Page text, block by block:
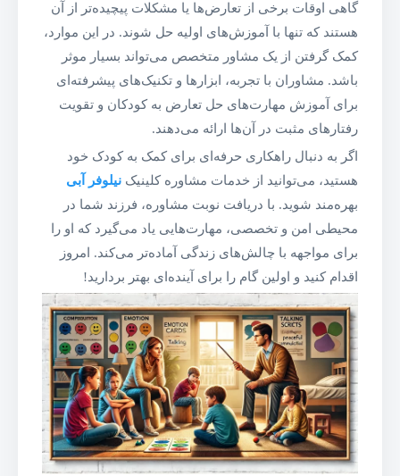
گاهی اوقات برخی از تعارض‌ها یا مشکلات پیچیده‌تر از آن
هستند که تنها با آموزش‌های اولیه حل شوند. در این موارد،
کمک گرفتن از یک مشاور متخصص می‌تواند بسیار موثر
باشد. مشاوران با تجربه، ابزارها و تکنیک‌های پیشرفته‌ای
برای آموزش مهارت‌های حل تعارض به کودکان و تقویت
رفتارهای مثبت در آن‌ها ارائه می‌دهند.
اگر به دنبال راهکاری حرفه‌ای برای کمک به کودک خود
هستید، می‌توانید از خدمات مشاوره کلینیک نیلوفر آبی
بهره‌مند شوید. با دریافت نوبت مشاوره، فرزند شما در
محیطی امن و تخصصی، مهارت‌هایی یاد می‌گیرد که او را
برای مواجهه با چالش‌های زندگی آماده‌تر می‌کند. امروز
اقدام کنید و اولین گام را برای آینده‌ای بهتر بردارید!